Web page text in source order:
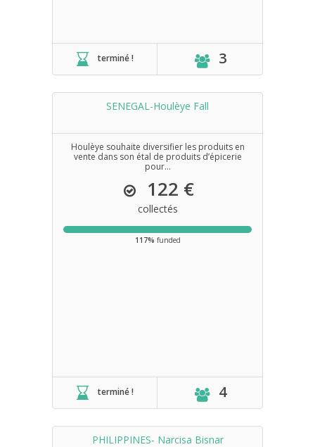
terminé ! 3
SENEGAL-Houlèye Fall
Houlèye souhaite diversifier les produits en
vente dans son étal de produits d’épicerie
pour...
122 €
collectés
117% funded
terminé ! 4
PHILIPPINES- Narcisa Bisnar